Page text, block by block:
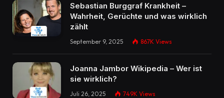
Sebastian Burggraf Krankheit –
Wahrheit, Gerüchte und was wirklich
zählt
September 9, 2025 867K Views
Joanna Jambor Wikipedia – Wer ist
sie wirklich?
Juli 26, 2025 749K Views